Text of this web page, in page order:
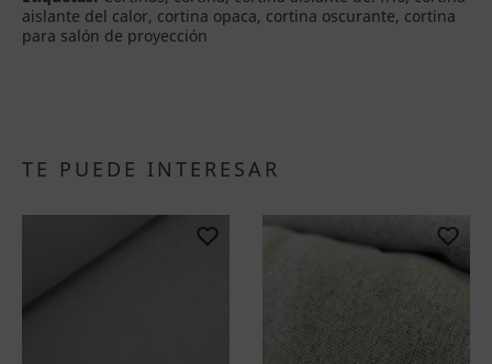
aislante del calor, cortina opaca, cortina oscurante, cortina
para salón de proyección
TE PUEDE INTERESAR